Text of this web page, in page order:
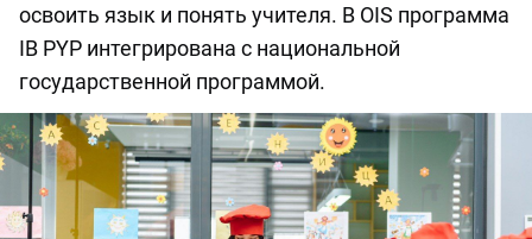
освоить язык и понять учителя. В OIS программа
IB PYP интегрирована с национальной
государственной программой.